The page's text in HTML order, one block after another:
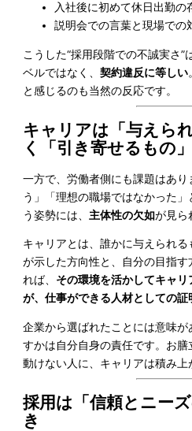
入社後に初めて休日出勤の
説明会での言葉と現場での
こうした“採用段階での不誠実さ
ベルではなく、契約違反に等しい
と感じるのも当然の反応です。
キャリアは「与えら
く「引き寄せるもの」
一方で、労働者側にも課題はあ
う」「理想の職場ではなかった
う姿勢には、 主体性の欠如が見ら
キャリアとは、誰かに与えられ
が示した方向性と、自分の目指
れば、 その環境を活かしてキャ
が、仕事ができる人材としての証
企業から選ばれたことには意味
すかは自分自身の責任です。お
動けない人に、キャリアは積み上
採用は「信頼とニー
き